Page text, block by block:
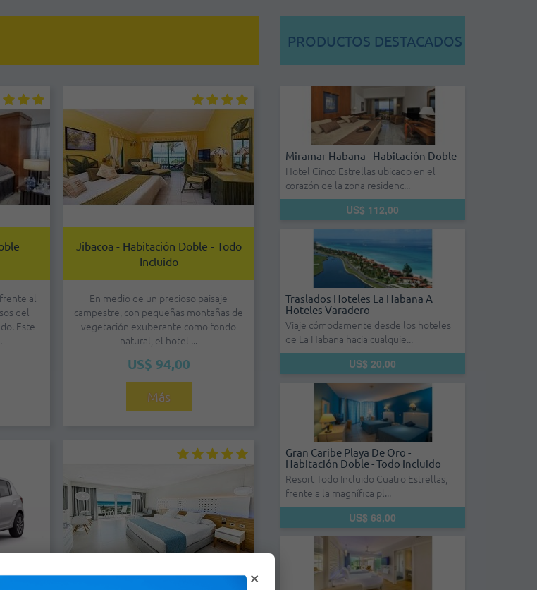
al
del
Este
Jibacoa - Habitación Doble - Todo
Incluido
En medio de un precioso paisaje
campestre, con pequeñas montañas de
vegetación exuberante como fondo
natural, el hotel ...
US$ 94,00
Más
PRODUCTOS DESTACADOS
Miramar Habana - Habitación Doble
Hotel Cinco Estrellas ubicado en el
corazón de la zona residenc...
US$ 112,00
Traslados Hoteles La Habana A
Hoteles Varadero
Viaje cómodamente desde los hoteles
de La Habana hacia cualquie...
US$ 20,00
Gran Caribe Playa De Oro -
Habitación Doble - Todo Incluido
Resort Todo Incluido Cuatro Estrellas,
frente a la magnífica pl...
US$ 68,00
×